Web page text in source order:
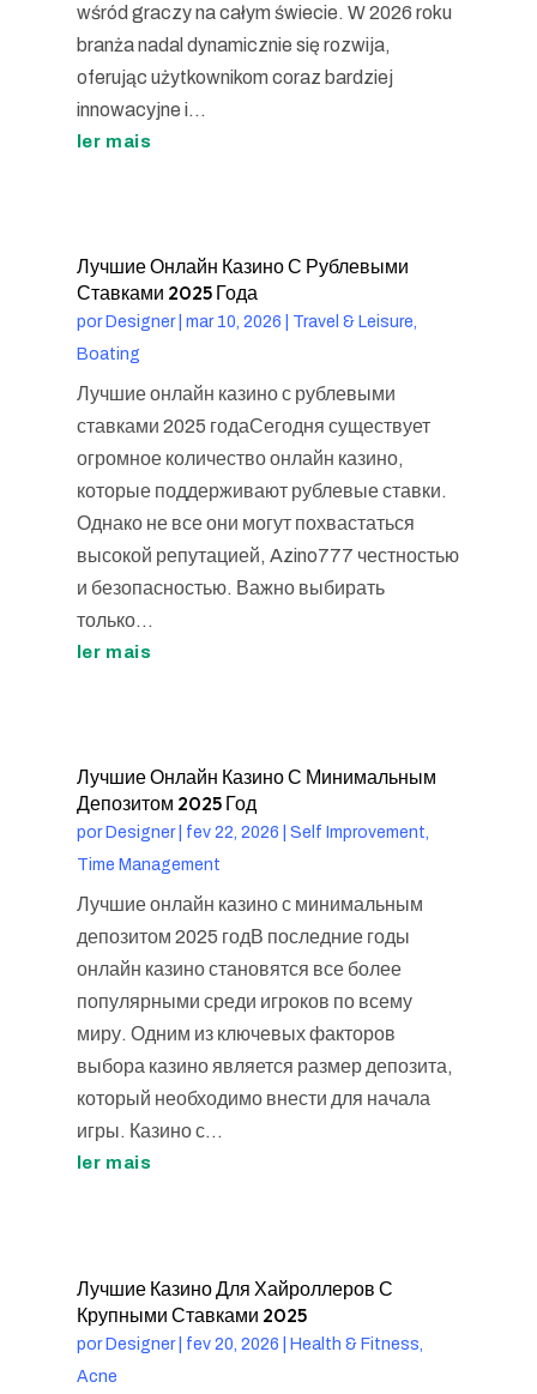
wśród graczy na całym świecie. W 2026 roku
branża nadal dynamicznie się rozwija,
oferując użytkownikom coraz bardziej
innowacyjne i...
ler mais
Лучшие Онлайн Казино С Рублевыми
Ставками 2025 Года
por Designer| mar 10, 2026
Travel & Leisure,
Boating
Лучшие онлайн казино с рублевыми
ставками 2025 годаСегодня существует
огромное количество онлайн казино,
которые поддерживают рублевые ставки.
Однако не все они могут похвастаться
высокой репутацией, Azino777 честностью
и безопасностью. Важно выбирать
только...
ler mais
Лучшие Онлайн Казино С Минимальным
Депозитом 2025 Год
por Designer| fev 22, 2026
Self Improvement,
Time Management
Лучшие онлайн казино с минимальным
депозитом 2025 годВ последние годы
онлайн казино становятся все более
популярными среди игроков по всему
миру. Одним из ключевых факторов
выбора казино является размер депозита,
который необходимо внести для начала
игры. Казино с...
ler mais
Лучшие Казино Для Хайроллеров С
Крупными Ставками 2025
porDesigner| fev 20, 2026
Health & Fitness,
Acne